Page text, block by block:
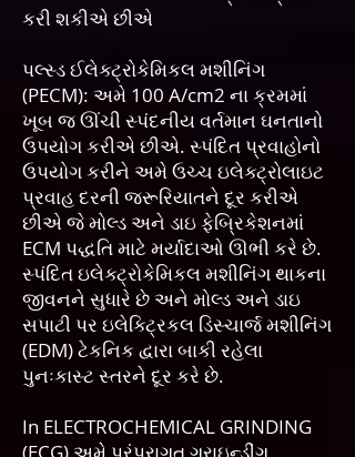
કરી શકીએ છીએ
પલ્સ્ડ ઈલેક્ટ્રોકેમિકલ મશીનિંગ
(PECM): અમે 100 A/cm2 ના ક્રમમાં
ખૂબ જ ઊંચી સ્પંદનીય વર્તમાન ઘનતાનો
ઉપયોગ કરીએ છીએ. સ્પંદિત પ્રવાહોનો
ઉપયોગ કરીને અમે ઉચ્ચ ઇલેક્ટ્રોલાઇટ
પ્રવાહ દરની જરૂરિયાતને દૂર કરીએ
છીએ જે મોલ્ડ અને ડાઇ ફેબ્રિકેશનમાં
ECM પદ્ધતિ માટે મર્યાદાઓ ઊભી કરે છે.
સ્પંદિત ઇલેક્ટ્રોકેમિકલ મશીનિંગ થાકના
જીવનને સુધારે છે અને મોલ્ડ અને ડાઇ
સપાટી પર ઇલેક્ટ્રિકલ ડિસ્ચાર્જ મશીનિંગ
(EDM) ટેકનિક દ્વારા બાકી રહેલા
પુનઃકાસ્ટ સ્તરને દૂર કરે છે.
In ELECTROCHEMICAL GRINDING